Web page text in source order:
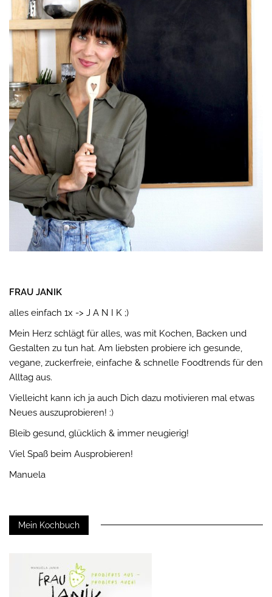
FRAU JANIK
alles einfach 1x -> J A N I K ;)
Mein Herz schlägt für alles, was mit Kochen, Backen und
Gestalten zu tun hat. Am liebsten probiere ich gesunde,
vegane, zuckerfreie, einfache & schnelle Foodtrends für den
Alltag aus.
Vielleicht kann ich ja auch Dich dazu motivieren mal etwas
Neues auszuprobieren! :)
Bleib gesund, glücklich & immer neugierig!
Viel Spaß beim Ausprobieren!
Manuela
Mein Kochbuch